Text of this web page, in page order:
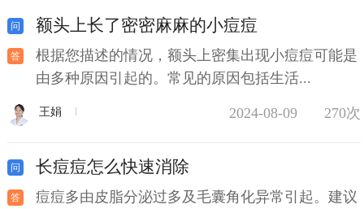
额头上长了密密麻麻的小痘痘
根据您描述的情况，额头上密集出现小痘痘可能是
由多种原因引起的。常见的原因包括生活...
王娟 2024-08-09 270次
长痘痘怎么快速消除
痘痘多由皮脂分泌过多及毛囊角化异常引起。建议